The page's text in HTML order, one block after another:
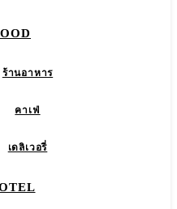
ร้านอาหาร
คาเฟ่
เดลิเวอรี่